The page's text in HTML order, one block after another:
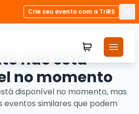
Crie seu evento com a TriRS
não está
no momento
disponível no momento, mas
eventos similares que podem